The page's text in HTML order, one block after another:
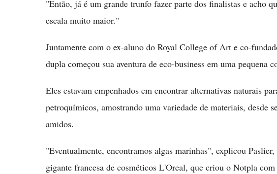
"Então, já é um grande trunfo fazer parte dos finalistas e acho
escala muito maior."
Juntamente com o ex-aluno do Royal College of Art e co-
dupla começou sua aventura de eco-business em uma pequena
Eles estavam empenhados em encontrar alternativas naturais
petroquímicos, amostrando uma variedade de materiais, desde
amidos.
"Eventualmente, encontramos algas marinhas", explicou
gigante francesa de cosméticos L'Oreal, que criou o Notpla